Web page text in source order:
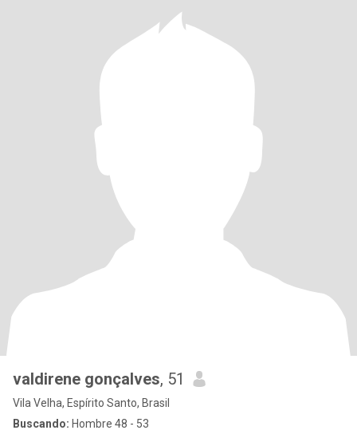
valdirene gonçalves, 51
Vila Velha, Espírito Santo, Brasil
Buscando: Hombre 48 - 53